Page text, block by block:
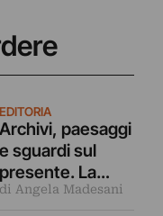
EDITORIA
Archivi, paesaggi
e sguardi sul
presente. La
fotografia come
di Angela Madesani